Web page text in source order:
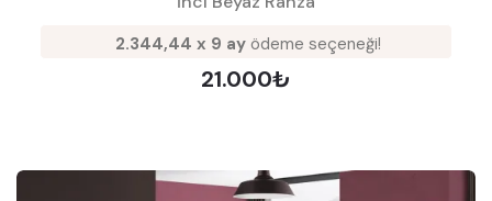
2.344,44 x 9 ayödeme seçeneği!
21.000₺